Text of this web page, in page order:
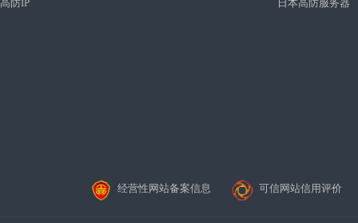
高防IP
日本高防服务器
经营性网站备案信息 可信网站信用评价